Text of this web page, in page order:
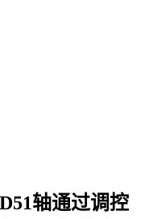
轴通过调控